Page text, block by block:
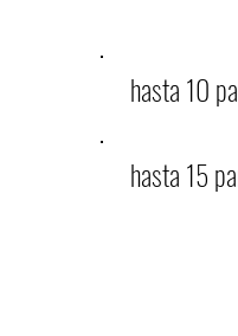
hasta 10
hasta 15